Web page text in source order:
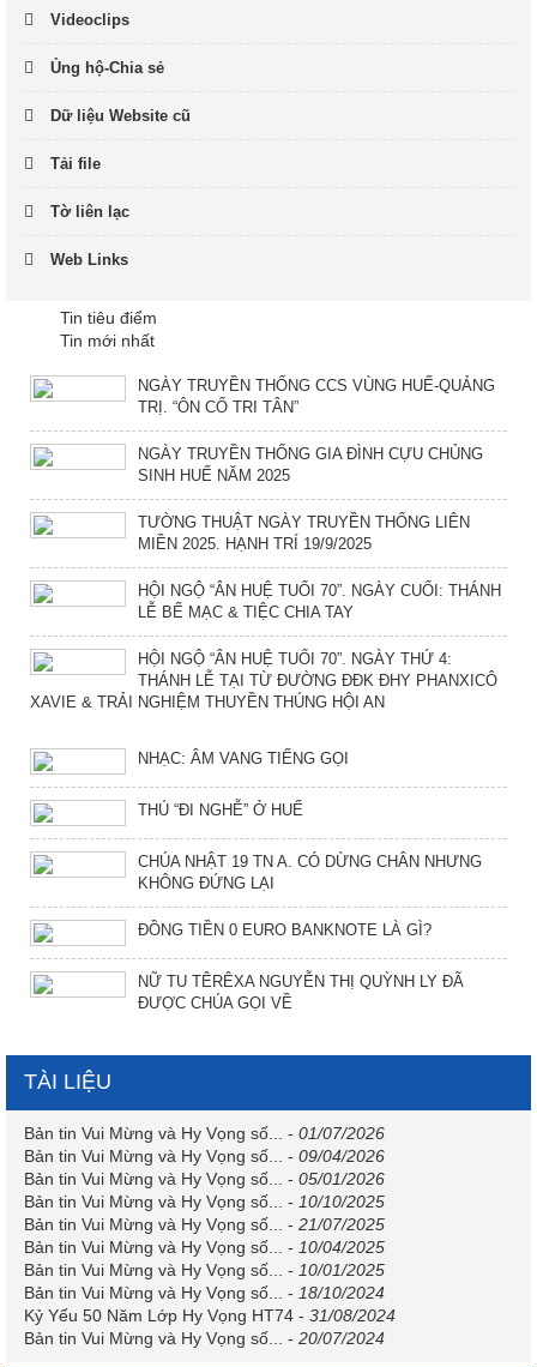
Videoclips
Ủng hộ-Chia sẻ
Dữ liệu Website cũ
Tải file
Tờ liên lạc
Web Links
Tin tiêu điểm
Tin mới nhất
NGÀY TRUYỀN THỐNG CCS VÙNG HUẾ-QUẢNG
TRỊ. “ÔN CỐ TRI TÂN”
NGÀY TRUYỀN THỐNG GIA ĐÌNH CỰU CHỦNG
SINH HUẾ NĂM 2025
TƯỜNG THUẬT NGÀY TRUYỀN THỐNG LIÊN
MIỀN 2025. HẠNH TRÍ 19/9/2025
HỘI NGỘ “ÂN HUỆ TUỔI 70”. NGÀY CUỐI: THÁNH
LỄ BẾ MẠC & TIỆC CHIA TAY
HỘI NGỘ “ÂN HUỆ TUỔI 70”. NGÀY THỨ 4:
THÁNH LỄ TẠI TỪ ĐƯỜNG ĐĐK ĐHY PHANXICÔ
XAVIE & TRẢI NGHIỆM THUYỀN THÚNG HỘI AN
NHẠC: ÂM VANG TIẾNG GỌI
THÚ “ĐI NGHỄ” Ở HUẾ
CHÚA NHẬT 19 TN A. CÓ DỪNG CHÂN NHƯNG
KHÔNG ĐỨNG LẠI
ĐỒNG TIỀN 0 EURO BANKNOTE LÀ GÌ?
NỮ TU TÊRÊXA NGUYỄN THỊ QUỲNH LY ĐÃ
ĐƯỢC CHÚA GỌI VỀ
TÀI LIỆU
Bản tin Vui Mừng và Hy Vọng số... - 01/07/2026
Bản tin Vui Mừng và Hy Vọng số...
- 09/04/2026
Bản tin Vui Mừng và Hy Vọng số...
- 05/01/2026
Bản tin Vui Mừng và Hy Vọng số...
- 10/10/2025
Bản tin Vui Mừng và Hy Vọng số...
- 21/07/2025
Bản tin Vui Mừng và Hy Vọng số...
- 10/04/2025
Bản tin Vui Mừng và Hy Vọng số...
- 10/01/2025
Bản tin Vui Mừng và Hy Vọng số...
- 18/10/2024
Kỷ Yếu 50 Năm Lớp Hy Vọng HT74 - 31/08/2024
Bản tin Vui Mừng và Hy Vọng số...
- 20/07/2024